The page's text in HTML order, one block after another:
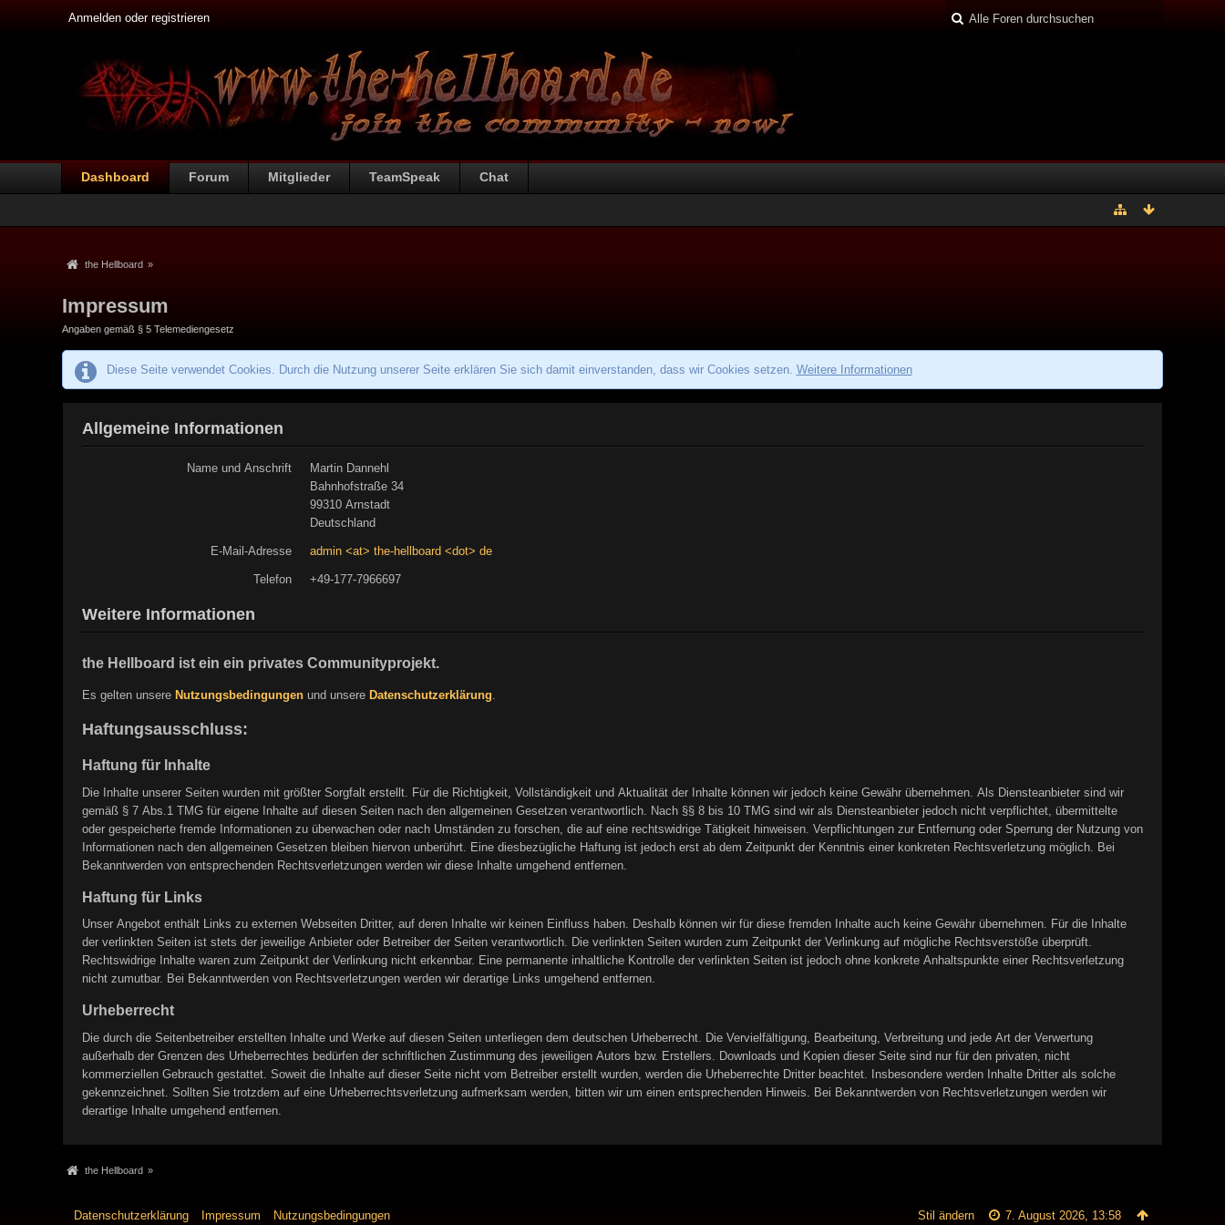
Anmelden oder registrieren
Dashboard Forum Mitglieder TeamSpeak Chat
the Hellboard »
Impressum
Angaben gemäß § 5 Telemediengesetz
Diese Seite verwendet Cookies. Durch die Nutzung unserer Seite erklären Sie sich damit einverstanden, dass wir Cookies setzen. Weitere Informationen
Allgemeine Informationen
Name und Anschrift
Martin Dannehl
Bahnhofstraße 34
99310 Arnstadt
Deutschland
E-Mail-Adresse admin <at> the-hellboard <dot> de
Telefon +49-177-7966697
Weitere Informationen
the Hellboard ist ein ein privates Communityprojekt.
Es gelten unsere Nutzungsbedingungenund unsere Datenschutzerklärung
Haftungsausschluss:
Haftung für Inhalte
Die Inhalte unserer Seiten wurden mit größter Sorgfalt erstellt. Für die Richtigkeit, Vollständigkeit und Aktualität der Inhalte können wir jedoch keine Gewähr übernehmen. Als Diensteanbieter sind wir
gemäß § 7 Abs.1 TMG für eigene Inhalte auf diesen Seiten nach den allgemeinen Gesetzen verantwortlich. Nach §§ 8 bis 10 TMG sind wir als Diensteanbieter jedoch nicht verpflichtet, übermittelte
oder gespeicherte fremde Informationen zu überwachen oder nach Umständen zu forschen, die auf eine rechtswidrige Tätigkeit hinweisen. Verpflichtungen zur Entfernung oder Sperrung der Nutzung von
Informationen nach den allgemeinen Gesetzen bleiben hiervon unberührt. Eine diesbezügliche Haftung ist jedoch erst ab dem Zeitpunkt der Kenntnis einer konkreten Rechtsverletzung möglich. Bei
Bekanntwerden von entsprechenden Rechtsverletzungen werden wir diese Inhalte umgehend entfernen.
Haftung für Links
Unser Angebot enthält Links zu externen Webseiten Dritter, auf deren Inhalte wir keinen Einfluss haben. Deshalb können wir für diese fremden Inhalte auch keine Gewähr übernehmen. Für die Inhalte
der verlinkten Seiten ist stets der jeweilige Anbieter oder Betreiber der Seiten verantwortlich. Die verlinkten Seiten wurden zum Zeitpunkt der Verlinkung auf mögliche Rechtsverstöße überprüft.
Rechtswidrige Inhalte waren zum Zeitpunkt der Verlinkung nicht erkennbar. Eine permanente inhaltliche Kontrolle der verlinkten Seiten ist jedoch ohne konkrete Anhaltspunkte einer Rechtsverletzung
nicht zumutbar. Bei Bekanntwerden von Rechtsverletzungen werden wir derartige Links umgehend entfernen.
Urheberrecht
Die durch die Seitenbetreiber erstellten Inhalte und Werke auf diesen Seiten unterliegen dem deutschen Urheberrecht. Die Vervielfältigung, Bearbeitung, Verbreitung und jede Art der Verwertung
außerhalb der Grenzen des Urheberrechtes bedürfen der schriftlichen Zustimmung des jeweiligen Autors bzw. Erstellers. Downloads und Kopien dieser Seite sind nur für den privaten, nicht
kommerziellen Gebrauch gestattet. Soweit die Inhalte auf dieser Seite nicht vom Betreiber erstellt wurden, werden die Urheberrechte Dritter beachtet. Insbesondere werden Inhalte Dritter als solche
gekennzeichnet. Sollten Sie trotzdem auf eine Urheberrechtsverletzung aufmerksam werden, bitten wir um einen entsprechenden Hinweis. Bei Bekanntwerden von Rechtsverletzungen werden wir
derartige Inhalte umgehend entfernen.
the Hellboard »
Datenschutzerklärung Impressum Nutzungsbedingungen 7. August 2026, 13:58
Stil ändern